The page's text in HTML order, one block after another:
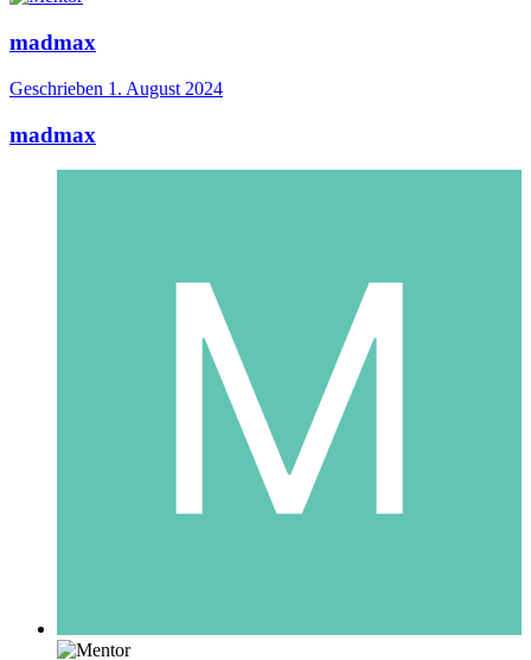
madmax
Geschrieben 1. August 2024
madmax